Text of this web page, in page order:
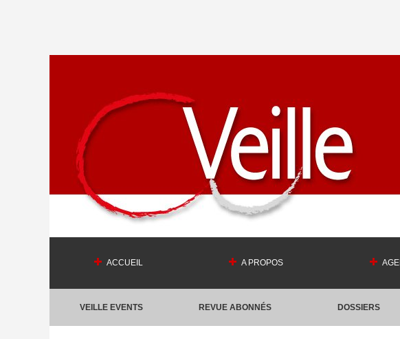
ACCUEIL A PROPOS
VEILLE EVENTS REVUE ABONNÉS DOSSIERS